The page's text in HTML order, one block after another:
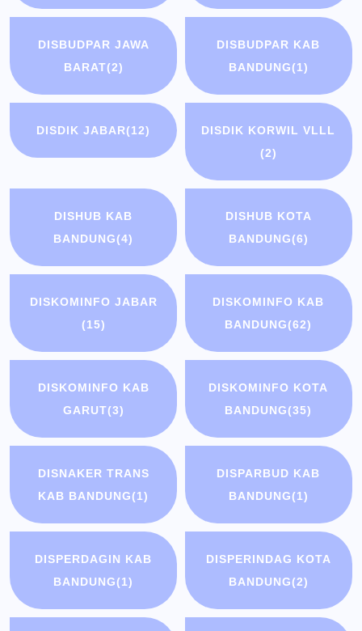
DISBUDPAR JAWA
BARAT(2)
DISBUDPAR KAB
BANDUNG(1)
DISDIK JABAR(12)
DISDIK KORWIL VLLL
(2)
DISHUB KAB
BANDUNG(4)
DISHUB KOTA
BANDUNG(6)
DISKOMINFO JABAR
(15)
DISKOMINFO KAB
BANDUNG(62)
DISKOMINFO KAB
GARUT(3)
DISKOMINFO KOTA
BANDUNG(35)
DISNAKER TRANS
KAB BANDUNG(1)
DISPARBUD KAB
BANDUNG(1)
DISPERDAGIN KAB
BANDUNG(1)
DISPERINDAG KOTA
BANDUNG(2)